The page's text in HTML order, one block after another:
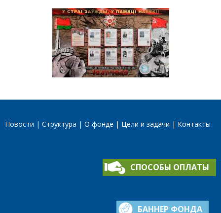
Новости Структура О фонде Цели и задачи Контакты
СПОСОБЫ ОПЛАТЫ
БАННЕР ФОНДА